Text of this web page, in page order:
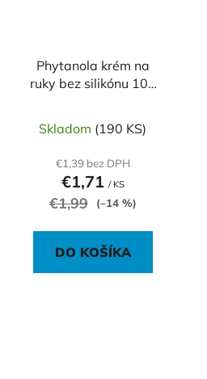
Phytanola krém na
ruky bez silikónu 100
Skladom (190 KS)
€1,39 bez DPH
€1,71 / KS
€1,99 (–14 %)
DO KOŠÍKA